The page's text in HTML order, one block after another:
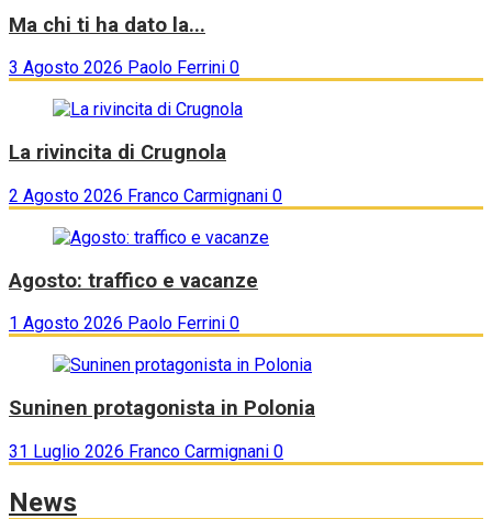
Ma chi ti ha dato la...
3 Agosto 2026 Paolo Ferrini 0
La rivincita di Crugnola
2 Agosto 2026 Franco Carmignani 0
Agosto: traffico e vacanze
1 Agosto 2026 Paolo Ferrini 0
Suninen protagonista in Polonia
31 Luglio 2026 Franco Carmignani 0
News